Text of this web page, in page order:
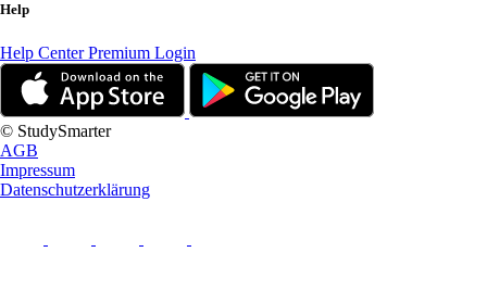
Help
Help CenterPremium Login
© StudySmarter
AGB
Impressum
Datenschutzerklärung